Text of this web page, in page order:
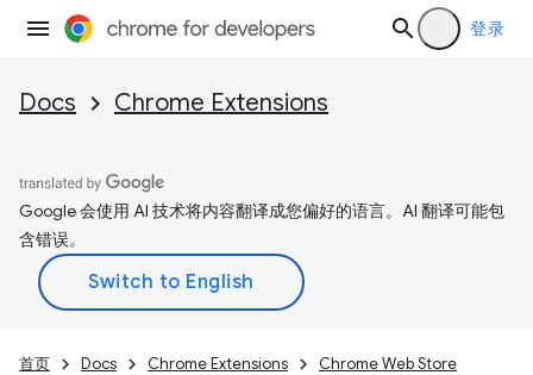
登录
Docs Chrome Extensions
Google 会使用 AI 技术将内容翻译成您偏好的语言。AI 翻译可能包
含错误。
首页 Docs Chrome Extensions Chrome Web Store